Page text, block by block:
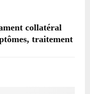
collatéral
traitement